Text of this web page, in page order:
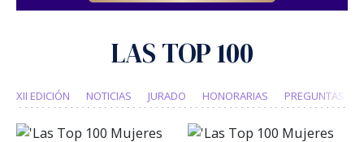
LAS TOP 100
XII EDICIÓN NOTICIAS JURADO HONORARIAS PREGUNTAS